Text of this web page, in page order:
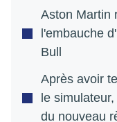
Aston Martin
l'embauche
Bull
Après avoir
le
du nouveau